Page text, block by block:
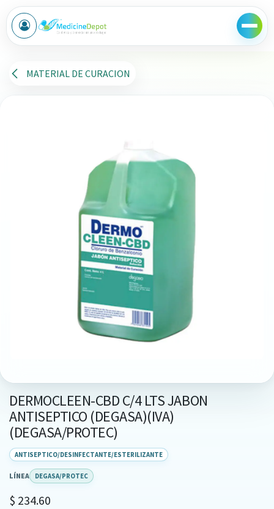
Ir al contenido
MATERIAL DE CURACION
DERMOCLEEN-CBD C/4 LTS JABON
ANTISEPTICO (DEGASA)(IVA)
(DEGASA/PROTEC)
ANTISEPTICO/DESINFECTANTE/ESTERILIZANTE
LÍNEA DEGASA/PROTEC
$ 234.60